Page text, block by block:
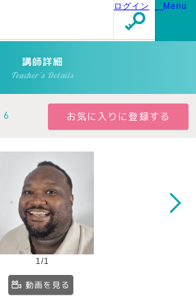
Menu
ログイン
講師詳細
Teacher's Details
1/1
動画を見る
6